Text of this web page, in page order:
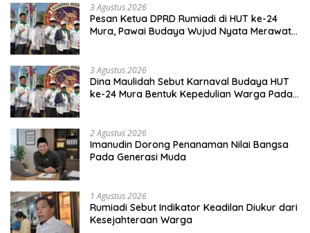
3 Agustus 2026
Pesan Ketua DPRD Rumiadi di HUT ke-24
Mura, Pawai Budaya Wujud Nyata Merawat
3 Agustus 2026
Dina Maulidah Sebut Karnaval Budaya HUT
ke-24 Mura Bentuk Kepedulian Warga Pada
2 Agustus 2026
Imanudin Dorong Penanaman Nilai Bangsa
Pada Generasi Muda
1 Agustus 2026
Rumiadi Sebut Indikator Keadilan Diukur dari
Kesejahteraan Warga